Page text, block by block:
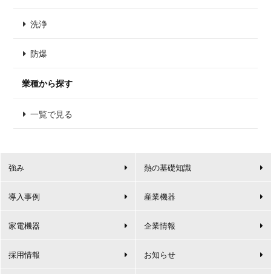
洗浄
防爆
業種から探す
一覧で見る
強み 熱の基礎知識
導入事例 産業機器
家電機器 企業情報
採用情報 お知らせ